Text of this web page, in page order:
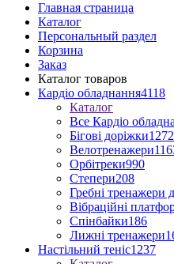
Главная страница
Каталог
Персональный раздел
Корзина
Заказ
Каталог товаров
Кардіо обладнання4118
Каталог
Все Кардіо
Бігові доріжки1272
Велотренажери
Орбітреки990
Степери208
Гребні тренажери
Вібраційні
Спінбайки186
Лижні тренажери
Настільний теніс1237